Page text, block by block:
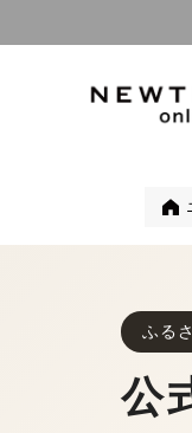
ふる
公